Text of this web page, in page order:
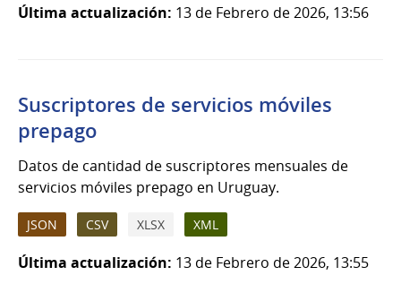
Última actualización: 13 de Febrero de 2026, 13:56
Suscriptores de servicios móviles
prepago
Datos de cantidad de suscriptores mensuales de
servicios móviles prepago en Uruguay.
JSON CSV XLSX XML
Última actualización: 13 de Febrero de 2026, 13:55